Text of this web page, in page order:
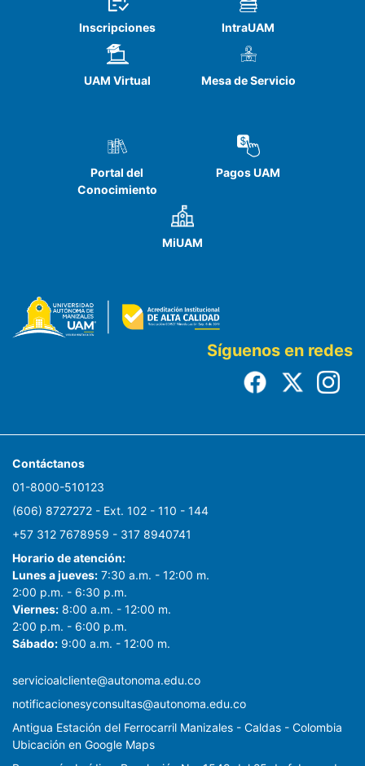
relevant in the world.
Inscripciones IntraUAM
UAM Virtual Mesa de Servicio
Portal del
Conocimiento
Pagos UAM
MiUAM
Síguenos en redes
Contáctanos
01-8000-510123
(606) 8727272 - Ext. 102 - 110 - 144
+57 312 7678959 - 317 8940741
Horario de atención:
Lunes a jueves: 7:30 a.m. - 12:00 m.
2:00 p.m. - 6:30 p.m.
Viernes: 8:00 a.m. - 12:00 m.
2:00 p.m. - 6:00 p.m.
Sábado: 9:00 a.m. - 12:00 m.
servicioalcliente@autonoma.edu.co
notificacionesyconsultas@autonoma.edu.co
Antigua Estación del Ferrocarril Manizales - Caldas - Colombia
Ubicación en Google Maps